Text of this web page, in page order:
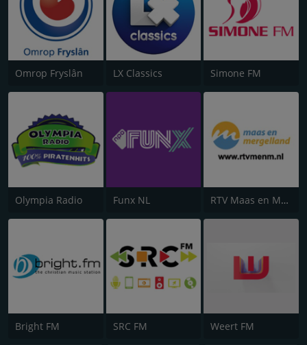
Omrop Fryslân LX Classics Simone FM
Olympia Radio Funx NL RTV Maas en Mergelland
Bright FM SRC FM Weert FM